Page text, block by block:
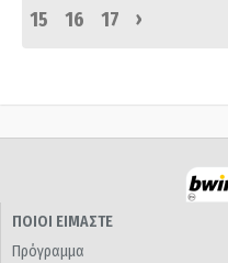
15
16 17 ›
ΠΟΙΟΙ ΕΙΜΑΣΤΕ
Πρόγραμμα